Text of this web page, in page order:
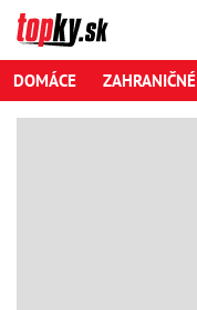
DOMÁCE ZAHRANIČNÉ